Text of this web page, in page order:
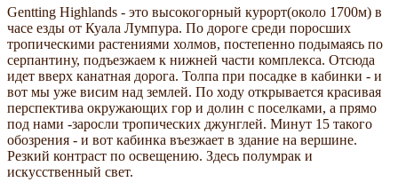
Gentting Highlands - это высокогорный курорт(около 1700м) в
часе езды от Куала Лумпура. По дороге среди поросших
тропическими растениями холмов, постепенно подымаясь по
серпантину, подъезжаем к нижней части комплекса. Отсюда
идет вверх канатная дорога. Толпа при посадке в кабинки - и
вот мы уже висим над землей. По ходу открывается красивая
перспектива окружающих гор и долин с поселками, а прямо
под нами -заросли тропических джунглей. Минут 15 такого
обозрения - и вот кабинка въезжает в здание на вершине.
Резкий контраст по освещению. Здесь полумрак и
искусственный свет.